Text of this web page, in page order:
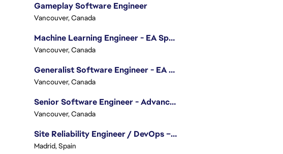
Gameplay Software Engineer
Vancouver, Canada
Machine Learning Engineer - EA Sports FC
Vancouver, Canada
Generalist Software Engineer - EA Sports FC
Vancouver, Canada
Senior Software Engineer - Advanced Technology Group
Vancouver, Canada
Site Reliability Engineer / DevOps – Localization
Madrid, Spain